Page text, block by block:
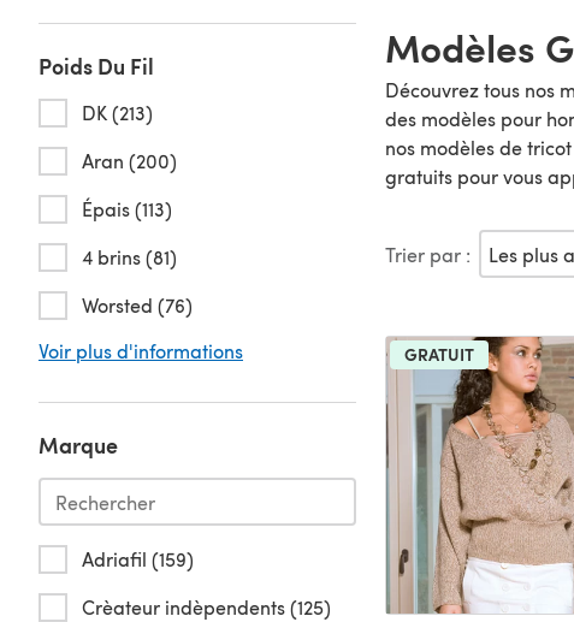
Poids Du Fil
DK (213)
Aran (200)
Épais (113)
4 brins (81)
Worsted (76)
Voir plus d'informations
Marque
Adriafil (159)
Crèateur indèpendents (125)
Modèles
Découvrez tous nos
des modèles pour
nos modèles de
gratuits pour vous
Trier par :
GRATUIT